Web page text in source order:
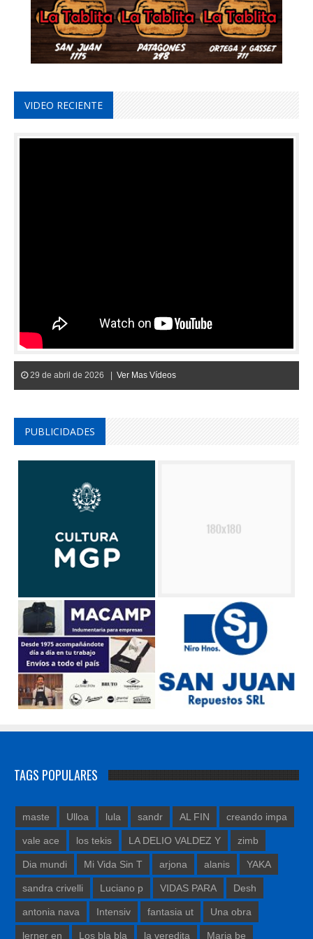
VIDEO RECIENTE
29 de abril de 2026 | Ver Mas Vídeos
PUBLICIDADES
TAGS POPULARES
maste Ulloa lula sandr AL FIN creando impa
vale ace los tekis LA DELIO VALDEZ Y zimb
Dia mundi Mi Vida Sin T arjona alanis YAKA
sandra crivelli Luciano p VIDAS PARA Desh
antonia nava Intensiv fantasia ut Una obra
lerner en Los bla bla la veredita Maria be